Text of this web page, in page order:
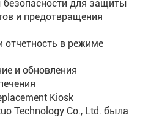
и значительно
клиентов.
карты занимает
стойке, а на смарт-
Одновременно откройте
банкинг, мобильный
сообщениями, чтобы
об убытке. Для личных
1 минута, для традиционных
для защиты
и предотвращения
отчетность в режиме
и обновления
Technology Co., Ltd. была